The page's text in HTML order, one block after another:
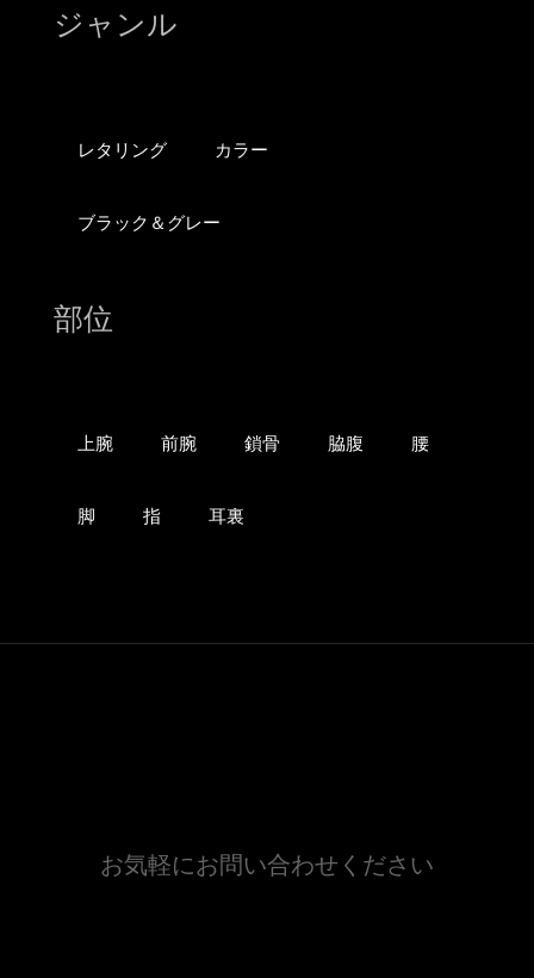
ジャンル
レタリング カラー
ブラック＆グレー
部位
上腕 前腕 鎖骨 脇腹 腰
脚 指 耳裏
お気軽にお問い合わせください